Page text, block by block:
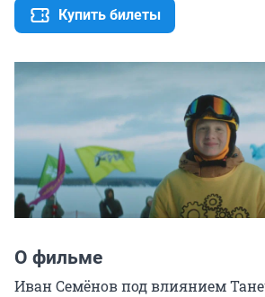
Купить билеты
О фильме
Иван Семёнов под влиянием